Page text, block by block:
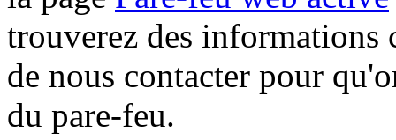
trouverez des informations
de nous contacter pour
du pare-feu.